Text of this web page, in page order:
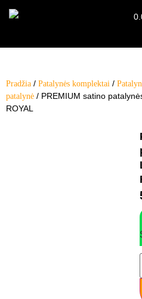
Pradžia / Patalynės komplektai /
patalynė / PREMIUM satino
ROYAL